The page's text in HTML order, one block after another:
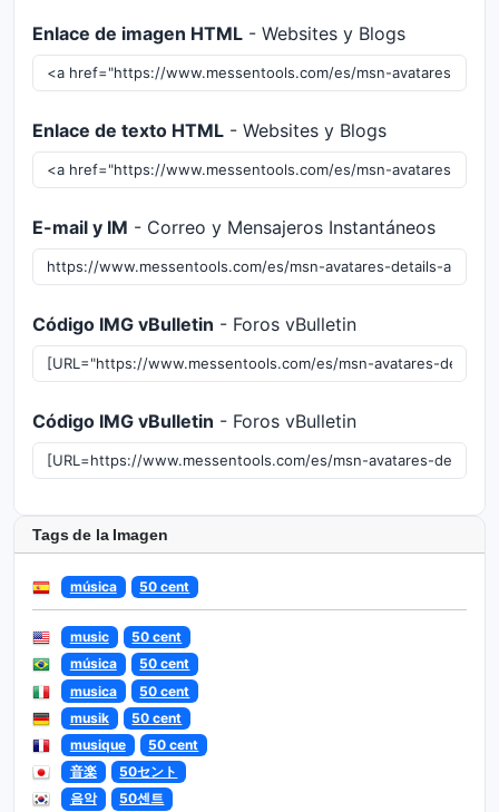
Enlace de imagen HTML - Websites y Blogs
Enlace de texto HTML - Websites y Blogs
E-mail y IM - Correo y Mensajeros Instantáneos
Código IMG vBulletin - Foros vBulletin
Código IMG vBulletin - Foros vBulletin
Tags de la Imagen
música 50 cent
music
50 cent
música
50 cent
musica
50 cent
musik
50 cent
musique
50 cent
音楽
50セント
음악
50센트